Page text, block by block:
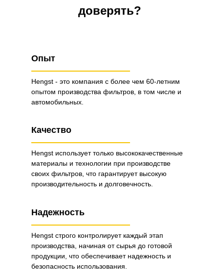
доверять?
Опыт
Hengst - это компания с более чем 60-летним
опытом производства фильтров, в том числе и
автомобильных.
Качество
Надежность
Hengst использует только высококачественные
материалы и технологии при производстве
своих фильтров, что гарантирует высокую
производительность и долговечность.
Hengst строго контролирует каждый этап
производства, начиная от сырья до готовой
продукции, что обеспечивает надежность и
безопасность использования.